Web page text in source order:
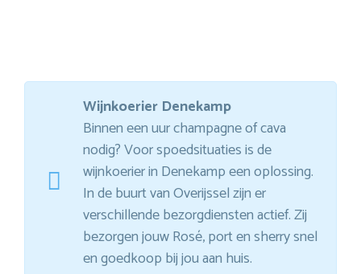
Wijnkoerier Denekamp
Binnen een uur champagne of cava
nodig? Voor spoedsituaties is de
wijnkoerier in Denekamp een oplossing.
In de buurt van Overijssel zijn er
verschillende bezorgdiensten actief. Zij
bezorgen jouw Rosé, port en sherry snel
en goedkoop bij jou aan huis.